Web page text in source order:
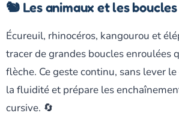
🐿️ Les animaux et les
Écureuil, rhinocéros, kangourou et
tracer de grandes boucles enroulées
flèche. Ce geste continu, sans lever
la fluidité et prépare les
cursive. 🔄